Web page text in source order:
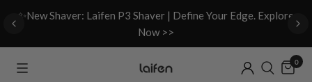
✨New Shaver: Laifen P3 Shaver | Define Your Edge. Explore
Now >>
0